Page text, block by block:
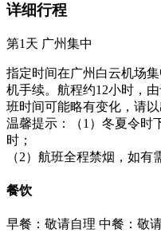
详细行程
第1天 广州集中
指定时间在广州白云机场
机手续。航程约12小时，
班时间可能略有变化，请以
温馨提示：（1）冬夏令时
时；
（2）航班全程禁烟，如
餐饮
早餐：敬请自理 中餐：敬